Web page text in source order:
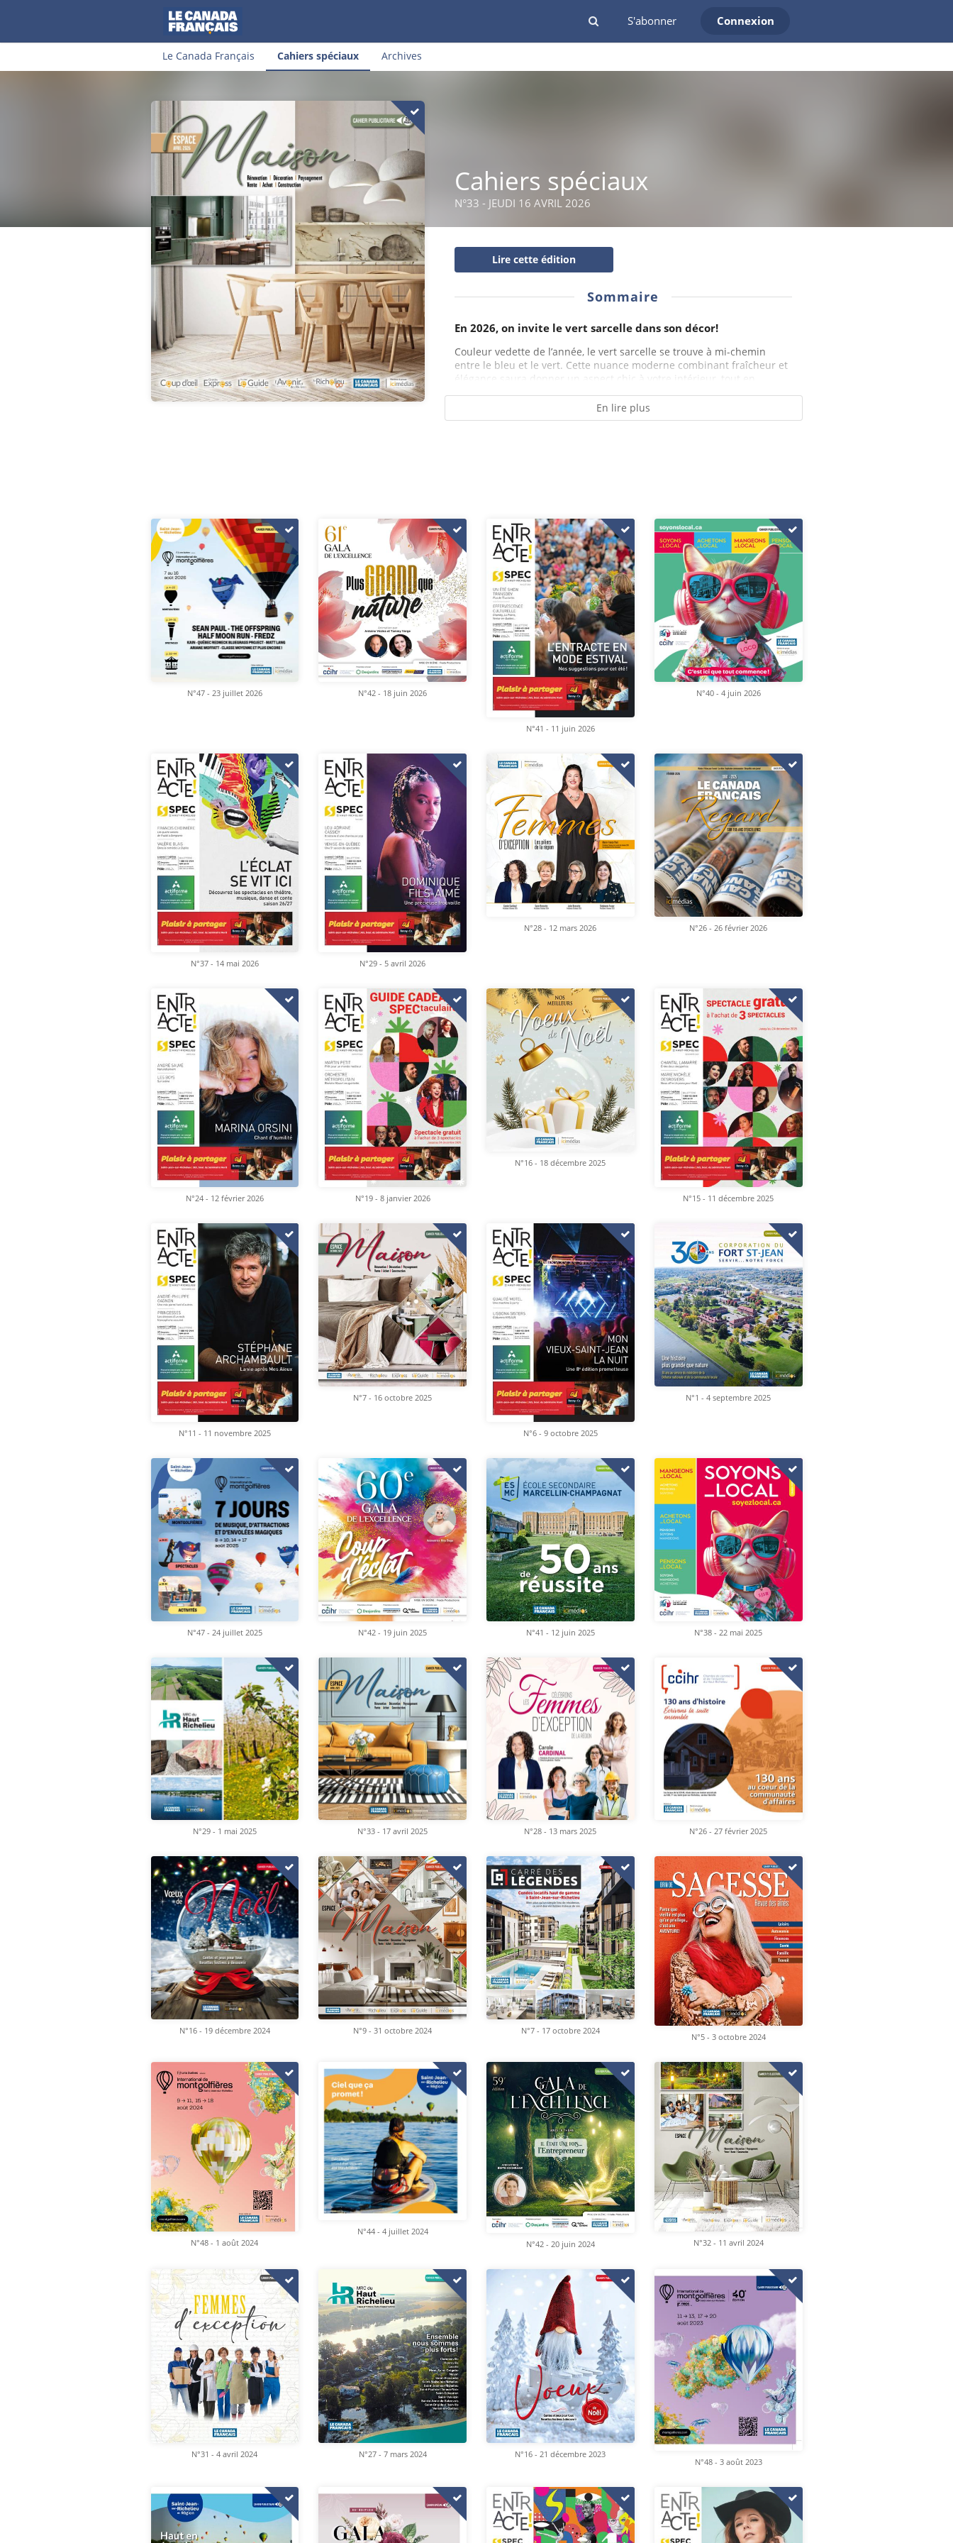
S'abonner Connexion
Le Canada Français Cahiers spéciaux Archives
Cahiers spéciaux
N°33 - JEUDI 16 AVRIL 2026
Lire cette édition
Sommaire
En 2026, on invite le vert sarcelle dans son décor!
Couleur vedette de l’année, le vert sarcelle se trouve à mi-chemin
entre le bleu et le vert. Cette nuance moderne combinant fraîcheur et
élégance saura donner un aspect chic à votre intérieur, tout en...
En lire plus
N°47 - 23 juillet 2026 N°42 - 18 juin 2026
N°41 - 11 juin 2026
N°40 - 4 juin 2026
N°37 - 14 mai 2026 N°29 - 5 avril 2026
N°28 - 12 mars 2026 N°26 - 26 février 2026
N°24 - 12 février 2026 N°19 - 8 janvier 2026
N°16 - 18 décembre 2025
N°15 - 11 décembre 2025
N°11 - 11 novembre 2025
N°7 - 16 octobre 2025
N°6 - 9 octobre 2025
N°1 - 4 septembre 2025
N°47 - 24 juillet 2025 N°42 - 19 juin 2025 N°41 - 12 juin 2025 N°38 - 22 mai 2025
N°29 - 1 mai 2025 N°33 - 17 avril 2025 N°28 - 13 mars 2025 N°26 - 27 février 2025
N°16 - 19 décembre 2024 N°9 - 31 octobre 2024 N°7 - 17 octobre 2024
N°5 - 3 octobre 2024
N°48 - 1 août 2024
N°44 - 4 juillet 2024
N°42 - 20 juin 2024
N°32 - 11 avril 2024
N°31 - 4 avril 2024 N°27 - 7 mars 2024 N°16 - 21 décembre 2023
N°48 - 3 août 2023